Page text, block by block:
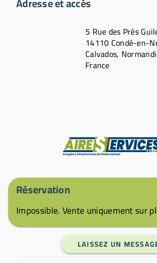
5 Rue des Prés
14110 Condé-en-
Calvados,
France
Réservation
Impossible. Vente uniquement sur
LAISSEZ UN